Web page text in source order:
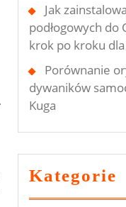
Jak
podłogowych do
krok po kroku
Porównanie
dywaników
Kuga
Kategorie